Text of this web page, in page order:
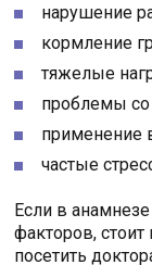
нарушение
кормление
тяжелые
проблемы
применение
частые
Если в
факторов,
посетить